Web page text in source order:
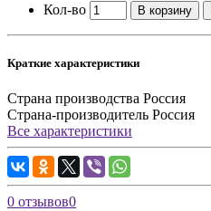
Кол-во В корзину
Краткие характеристики
Страна производства Россия
Страна-производитель Россия
Все характеристики
0 отзывов0